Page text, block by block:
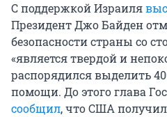
С поддержкой Израиля
Президент Джо Байден
безопасности страны со
«является твердой и
распорядился выделить
помощи. До этого глава
сообщил, что США